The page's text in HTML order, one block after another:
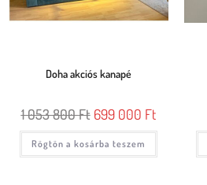
Doha akciós kanapé
1 053 800Ft 699 000 Ft
Rögtön a kosárba teszem